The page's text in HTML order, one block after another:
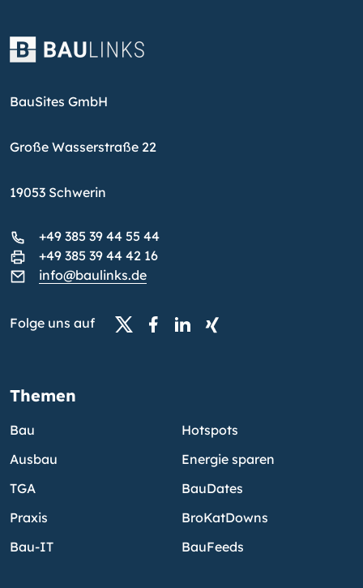
BauSites GmbH
Große Wasserstraße 22
19053 Schwerin
+49 385 39 44 55 44
+49 385 39 44 42 16
info@baulinks.de
Folge uns auf
Themen
Bau
Ausbau
TGA
Praxis
Bau-IT
Hotspots
Energie sparen
BauDates
BroKatDowns
BauFeeds